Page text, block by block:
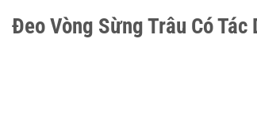
Đeo Vòng Sừng Trâu Có Tác